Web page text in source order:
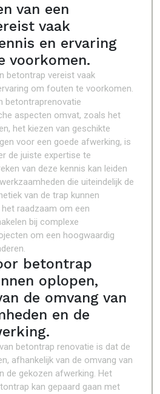
van een
vaak
en ervaring
voorkomen.
betontrap vereist vaak
om fouten te voorkomen.
betontraprenovatie
aspecten omvat, zoals het
het kiezen van geschikte
voor een goede afwerking, is
de juiste expertise te
van deze kennis kan leiden
die uiteindelijk de
van de trap kunnen
raadzaam om een
bij complexe
om een hoogwaardig
betontrap
oplopen,
de omvang van
en de
betontrap renovatie is dat de
afhankelijk van de omvang van
de gekozen afwerking. Het
kan gepaard gaan met